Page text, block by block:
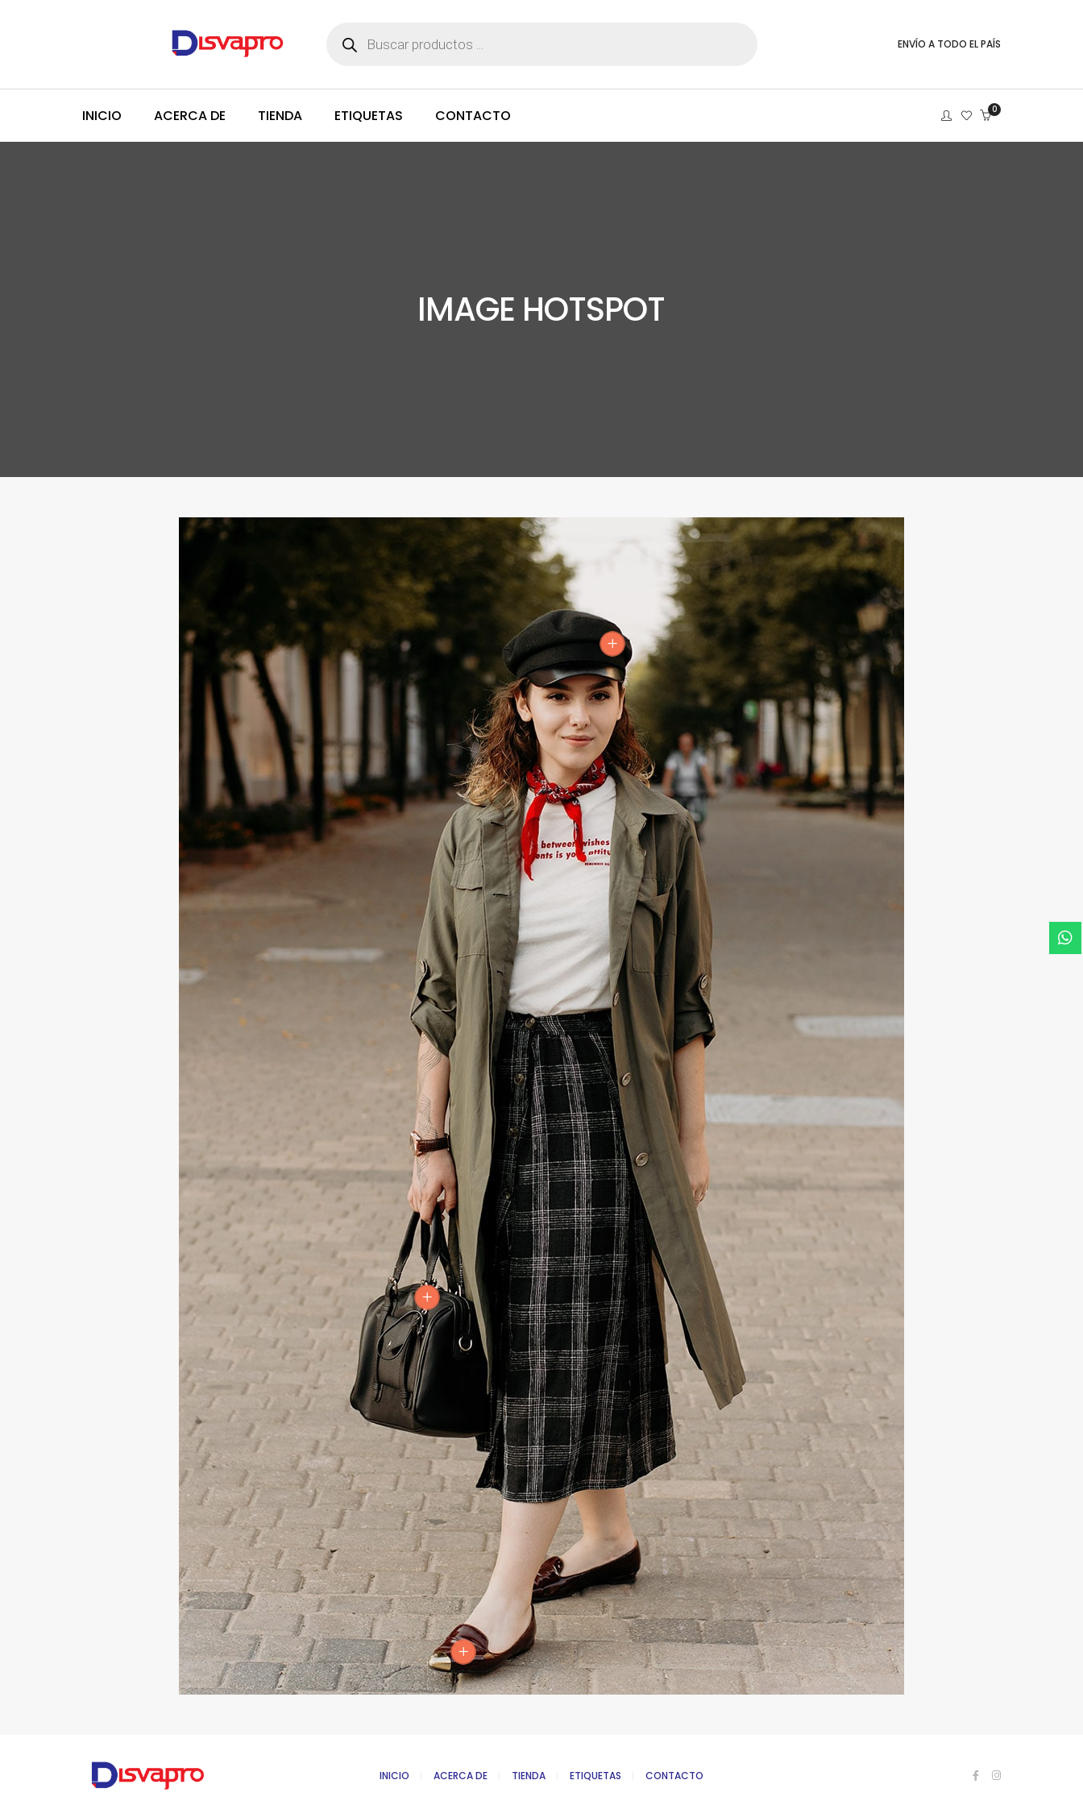
ENVÍO A TODO EL PAÍS
INICIO ACERCA DE TIENDA ETIQUETAS CONTACTO 0
IMAGE HOTSPOT
INICIO ACERCA DE TIENDA ETIQUETAS CONTACTO